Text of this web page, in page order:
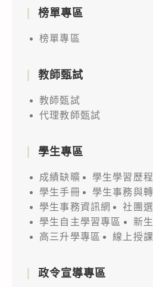
榜單專區
榜單專區
教師甄試
教師甄試
代理教師甄試
學生專區
成績缺曠
學生學習歷
學生手冊
學生事務與
學生事務資訊網
社團
學生自主學習專區
新
高三升學專區
線上授
政令宣導專區